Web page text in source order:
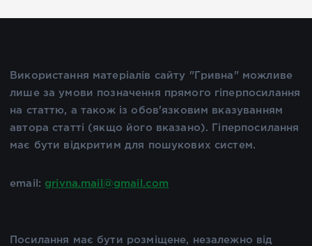
Використання матеріалів сайту "Гривна" можливе
лише за умови позначення прямого гіперпосилання
на статтю, а також із обов'язковим вказуванням
автора статті (якщо його вказано). Гіперпосилання
має бути відкритим для пошукових систем.
email: grivna.mail@gmail.com
Посилання має бути розміщене, незалежно від